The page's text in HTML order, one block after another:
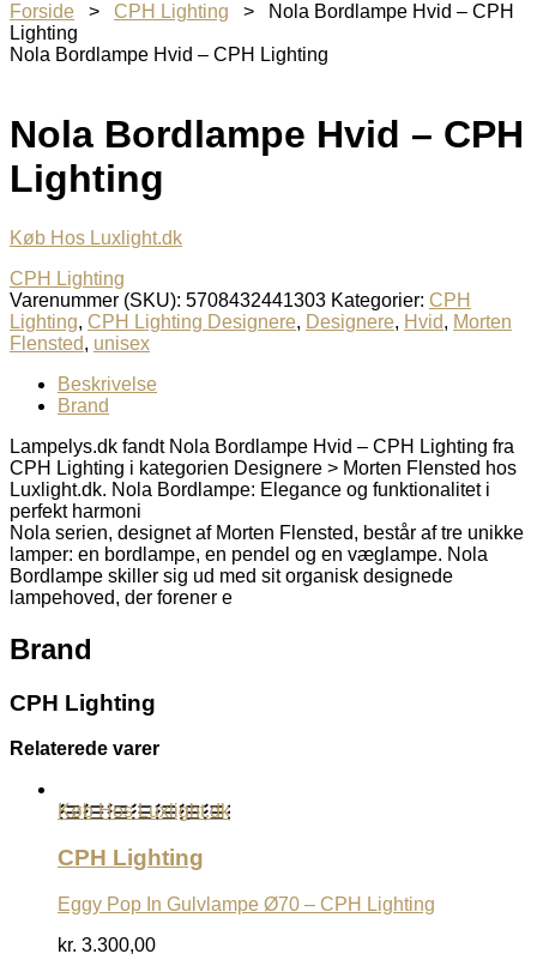
Forside > CPH Lighting > Nola Bordlampe Hvid – CPH
Lighting
Nola Bordlampe Hvid – CPH Lighting
Nola Bordlampe Hvid – CPH
Lighting
Køb Hos Luxlight.dk
CPH Lighting
Varenummer (SKU): 5708432441303 Kategorier: CPH
Lighting, CPH Lighting Designere, Designere, Hvid, Morten
Flensted, unisex
Beskrivelse
Brand
Lampelys.dk fandt Nola Bordlampe Hvid – CPH Lighting fra
CPH Lighting i kategorien Designere > Morten Flensted hos
Luxlight.dk. Nola Bordlampe: Elegance og funktionalitet i
perfekt harmoni
Nola serien, designet af Morten Flensted, består af tre unikke
lamper: en bordlampe, en pendel og en væglampe. Nola
Bordlampe skiller sig ud med sit organisk designede
lampehoved, der forener e
Brand
CPH Lighting
Relaterede varer
Køb Hos Luxlight.dk
CPH Lighting
Eggy Pop In Gulvlampe Ø70 – CPH Lighting
kr. 3.300,00